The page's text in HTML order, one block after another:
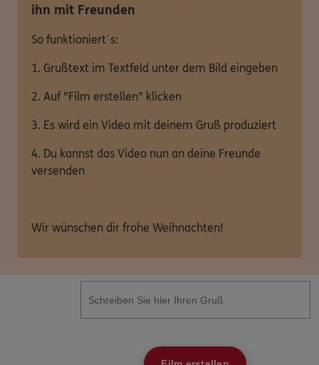
ihn mit Freunden
So funktioniert´s:
1. Grußtext im Textfeld unter dem Bild eingeben
2. Auf "Film erstellen" klicken
3. Es wird ein Video mit deinem Gruß produziert
4. Du kannst das Video nun an deine Freunde
versenden
Wir wünschen dir frohe Weihnachten!